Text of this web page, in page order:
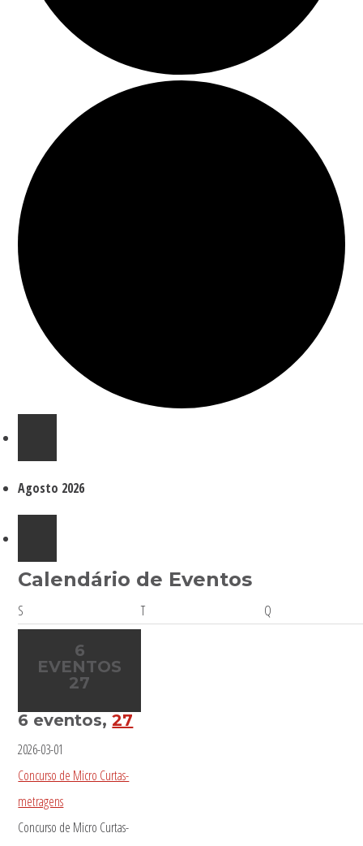
Agosto 2026
Calendário de Eventos
S
feira
TTerça-
Q
6
EVENTOS
27
6 eventos,27
2026-03-01
Concurso de Micro Curtas-
metragens
Concurso de Micro Curtas-